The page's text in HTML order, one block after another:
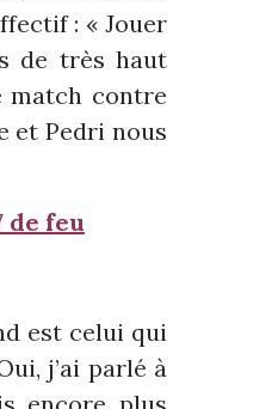
: « Jouer
de très haut
match contre
et Pedri nous
de feu
est celui qui
j’ai parlé à